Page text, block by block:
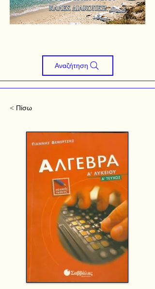
Αναζήτηση
< Πίσω